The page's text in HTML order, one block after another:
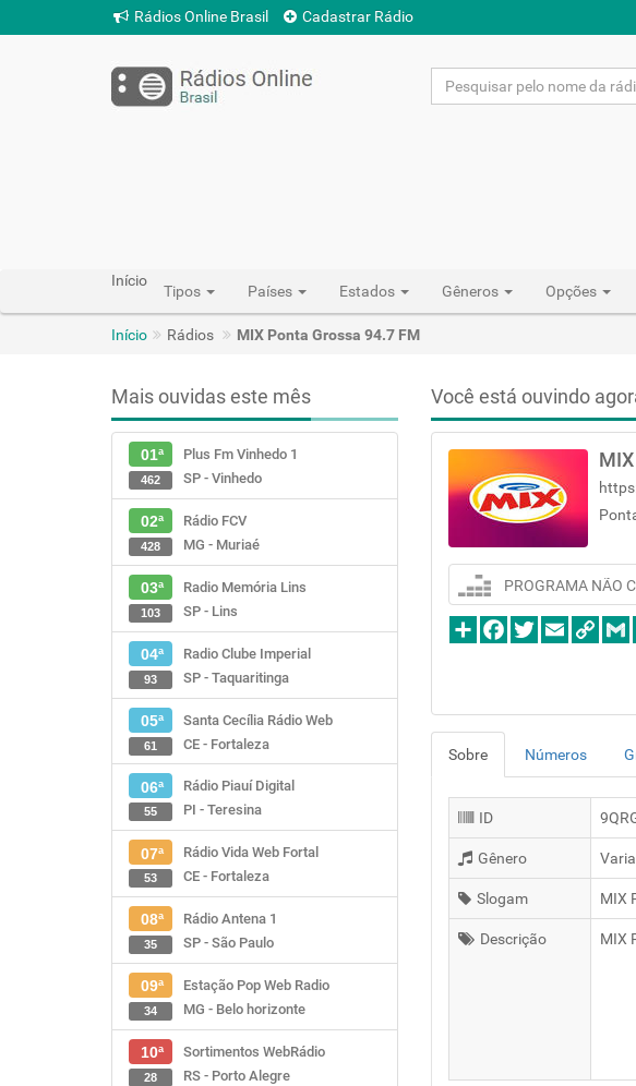
Rádios Online Brasil Cadastrar Rádio
Início
Tipos Países Estados Gêneros Opções
Início Rádios MIX Ponta Grossa 94.7 FM
Mais ouvidas este mês
01ª
Plus Fm Vinhedo 1
SP - Vinhedo
462
02ª
Rádio FCV
MG - Muriaé
428
03ª
Radio Memória Lins
SP - Lins
103
04ª
Radio Clube Imperial
SP - Taquaritinga
93
05ª
Santa Cecília Rádio Web
CE - Fortaleza
61
06ª
Rádio Piauí Digital
PI - Teresina
55
07ª
Rádio Vida Web Fortal
CE - Fortaleza
53
08ª
Rádio Antena 1
SP - São Paulo
35
09ª
Estação Pop Web Radio
MG - Belo horizonte
34
10ª
Sortimentos WebRádio
RS - Porto Alegre
28
Você está ouvindo
PROGRAMA NÃO
Sobre Números
ID
Gênero
Slogam MIX
Descrição MIX